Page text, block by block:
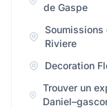
de Gaspe
Soumissions
Riviere
Decoration
Trouver un